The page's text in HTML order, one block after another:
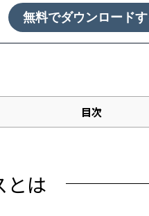
無料でダウンロード
目次
フィスのメリット
とは